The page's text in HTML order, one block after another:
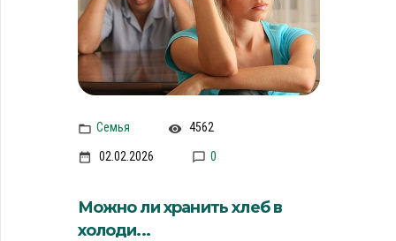
Семья 4562
02.02.2026 0
Можно ли хранить хлеб в
холоди...